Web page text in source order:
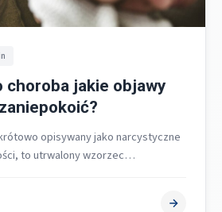
choroba jakie objawy
opisywany jako narcystyczne
to utrwalony wzorzec